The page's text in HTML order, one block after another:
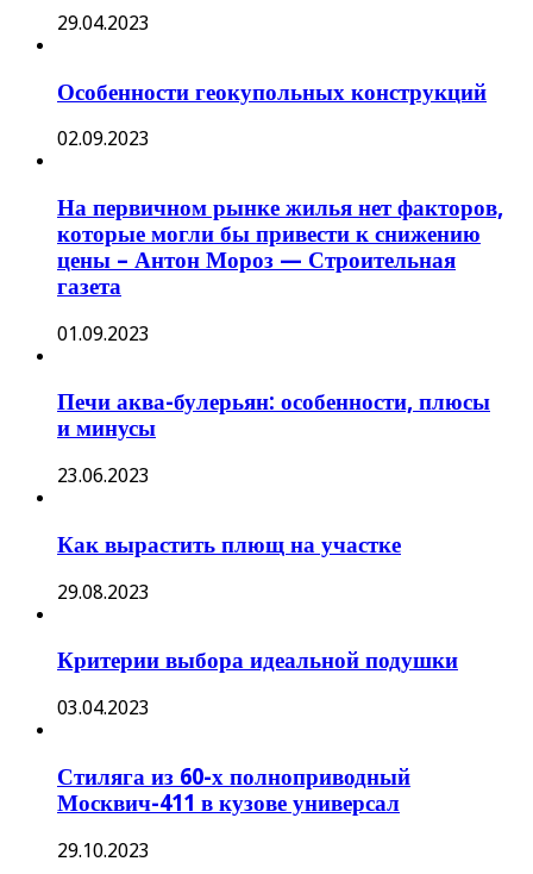
29.04.2023
Особенности геокупольных конструкций
02.09.2023
На первичном рынке жилья нет факторов,
которые могли бы привести к снижению
цены – Антон Мороз — Строительная
газета
01.09.2023
Печи аква-булерьян: особенности, плюсы
и минусы
23.06.2023
Как вырастить плющ на участке
29.08.2023
Критерии выбора идеальной подушки
03.04.2023
Стиляга из 60-х полноприводный
Москвич-411 в кузове универсал
29.10.2023